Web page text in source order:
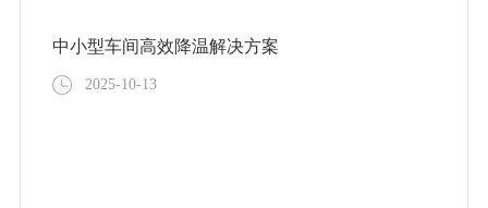
中小型车间高效降温解决方案
2025-10-13